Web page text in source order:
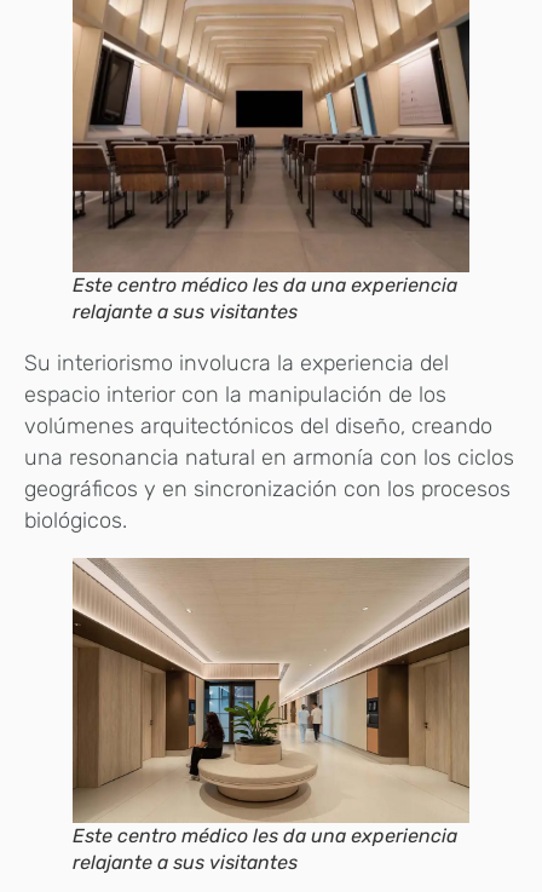
Este centro médico les da una experiencia
relajante a sus visitantes
Su interiorismo involucra la experiencia del
espacio interior con la manipulación de los
volúmenes arquitectónicos del diseño, creando
una resonancia natural en armonía con los ciclos
geográficos y en sincronización con los procesos
biológicos.
Este centro médico les da una experiencia
relajante a sus visitantes